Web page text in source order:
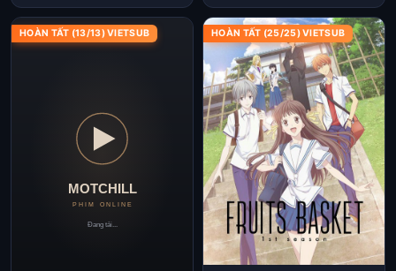
HOÀN TẤT (13/13) VIETSUB HOÀN TẤT (25/25) VIETSUB